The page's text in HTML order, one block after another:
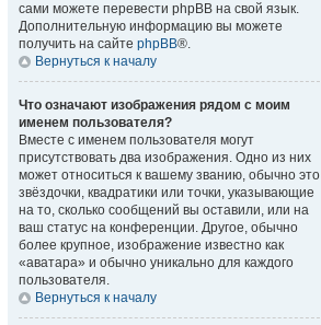
сами можете перевести phpBB на свой язык.
Дополнительную информацию вы можете
получить на сайте phpBB®.
Вернуться к началу
Что означают изображения рядом с моим
именем пользователя?
Вместе с именем пользователя могут
присутствовать два изображения. Одно из них
может относиться к вашему званию, обычно это
звёздочки, квадратики или точки, указывающие
на то, сколько сообщений вы оставили, или на
ваш статус на конференции. Другое, обычно
более крупное, изображение известно как
«аватара» и обычно уникально для каждого
пользователя.
Вернуться к началу